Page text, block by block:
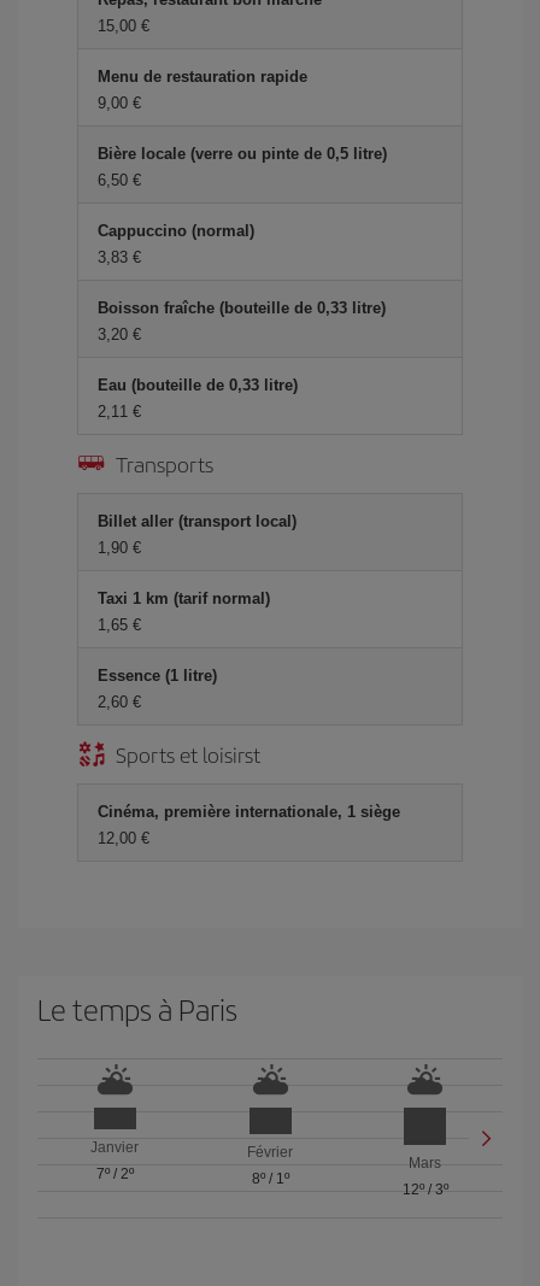
15,00 €
Menu de restauration rapide
9,00 €
Bière locale (verre ou pinte de 0,5 litre)
6,50 €
Cappuccino (normal)
3,83 €
Boisson fraîche (bouteille de 0,33 litre)
3,20 €
Eau (bouteille de 0,33 litre)
2,11 €
Transports
Billet aller (transport local)
1,90 €
Taxi 1 km (tarif normal)
1,65 €
Essence (1 litre)
2,60 €
Sports et loisirst
Cinéma, première internationale, 1 siège
12,00 €
Le temps à Paris
Janvier
7º/ 2º
Février
8º/ 1º
Mars
12º/ 3º